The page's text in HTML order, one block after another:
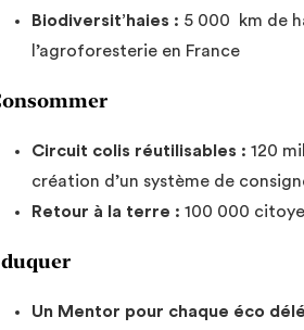
Biodiversit’haies : 5 000 km de
l’agroforesterie en France
Circuit colis réutilisables : 120
création d’un système de
Retour à la terre : 100 000
Un Mentor pour chaque éco